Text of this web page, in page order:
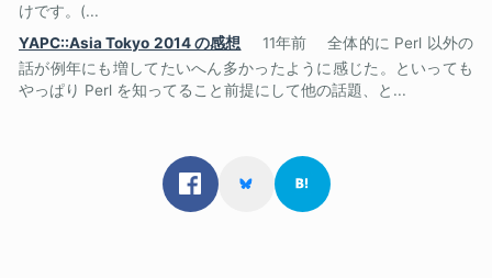
けです。(...
YAPC::Asia Tokyo 2014 の感想
11年前
全体的に Perl 以外の
話が例年にも増してたいへん多かったように感じた。といっても
やっぱり Perl を知ってること前提にして他の話題、と...